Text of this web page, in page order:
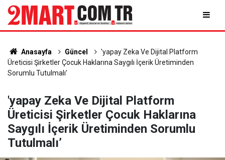
Anasayfa Güncel
'yapay Zeka Ve Dijital Platform
Üreticisi Şirketler Çocuk Haklarına Saygılı İçerik Üretiminden
Sorumlu Tutulmalı’
'yapay Zeka Ve Dijital Platform
Üreticisi Şirketler Çocuk Haklarına
Saygılı İçerik Üretiminden Sorumlu
Tutulmalı’